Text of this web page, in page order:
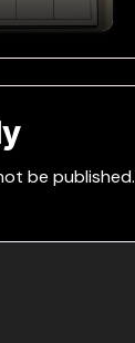
be published.